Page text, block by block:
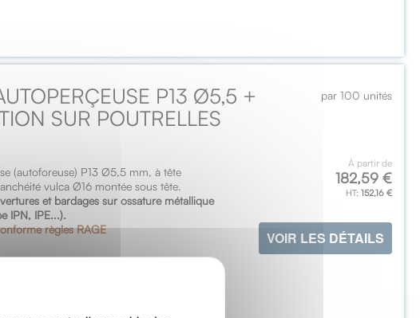
par 100 unités
P13 Ø5,5 +
SUR POUTRELLES
À partir de
182,59 €
152,16 €
VOIR LES DÉTAILS
(autoforeuse) P13 Ø5,5 mm, à tête
vulca Ø16 montée sous tête.
et bardages sur ossature métallique
IPN, IPE...).
règles RAGE